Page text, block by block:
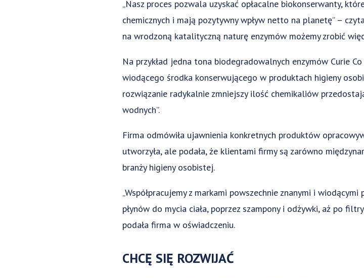
„Nasz proces pozwala uzyskać opłacalne biokonserwanty,
chemicznych i mają pozytywny wpływ netto na planetę” –
na wrodzoną katalityczną naturę enzymów możemy zrobić
Na przykład jedna tona biodegradowalnych enzymów Curie
wiodącego środka konserwującego w produktach higieny
rozwiązanie radykalnie zmniejszy ilość chemikaliów
wodnych”.
Firma odmówiła ujawnienia konkretnych produktów
utworzyła, ale podała, że klientami firmy są zarówno
branży higieny osobistej.
„Współpracujemy z markami powszechnie znanymi i
płynów do mycia ciała, poprzez szampony i odżywki, aż po
podała firma w oświadczeniu.
CHCĘ SIĘ ROZWIJAĆ